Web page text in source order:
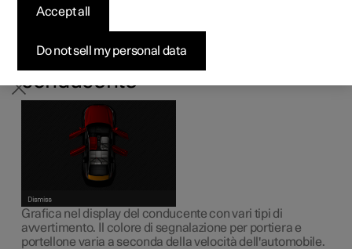
Pre-owned Polestar 2
Pre-owned Polestar 3
Pre-owned Polestar 4
Configura
Ricarica domestica
Opzioni di finanziamento
Newsletter
Il sistema ricorda di allacciare la cintura di sicurezza e
segnala anche portiere, cofano o portellone aperti.
Informazioni sul display del
conducente
Grafica nel display del conducente con vari tipi di
avvertimento. Il colore di segnalazione per portiera e
portellone varia a seconda della velocità dell'automobile.
Do not sell my personal data
Accept all